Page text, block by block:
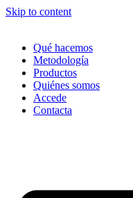
Skip to content
Qué hacemos
Metodología
Productos
Quiénes somos
Accede
Contacta